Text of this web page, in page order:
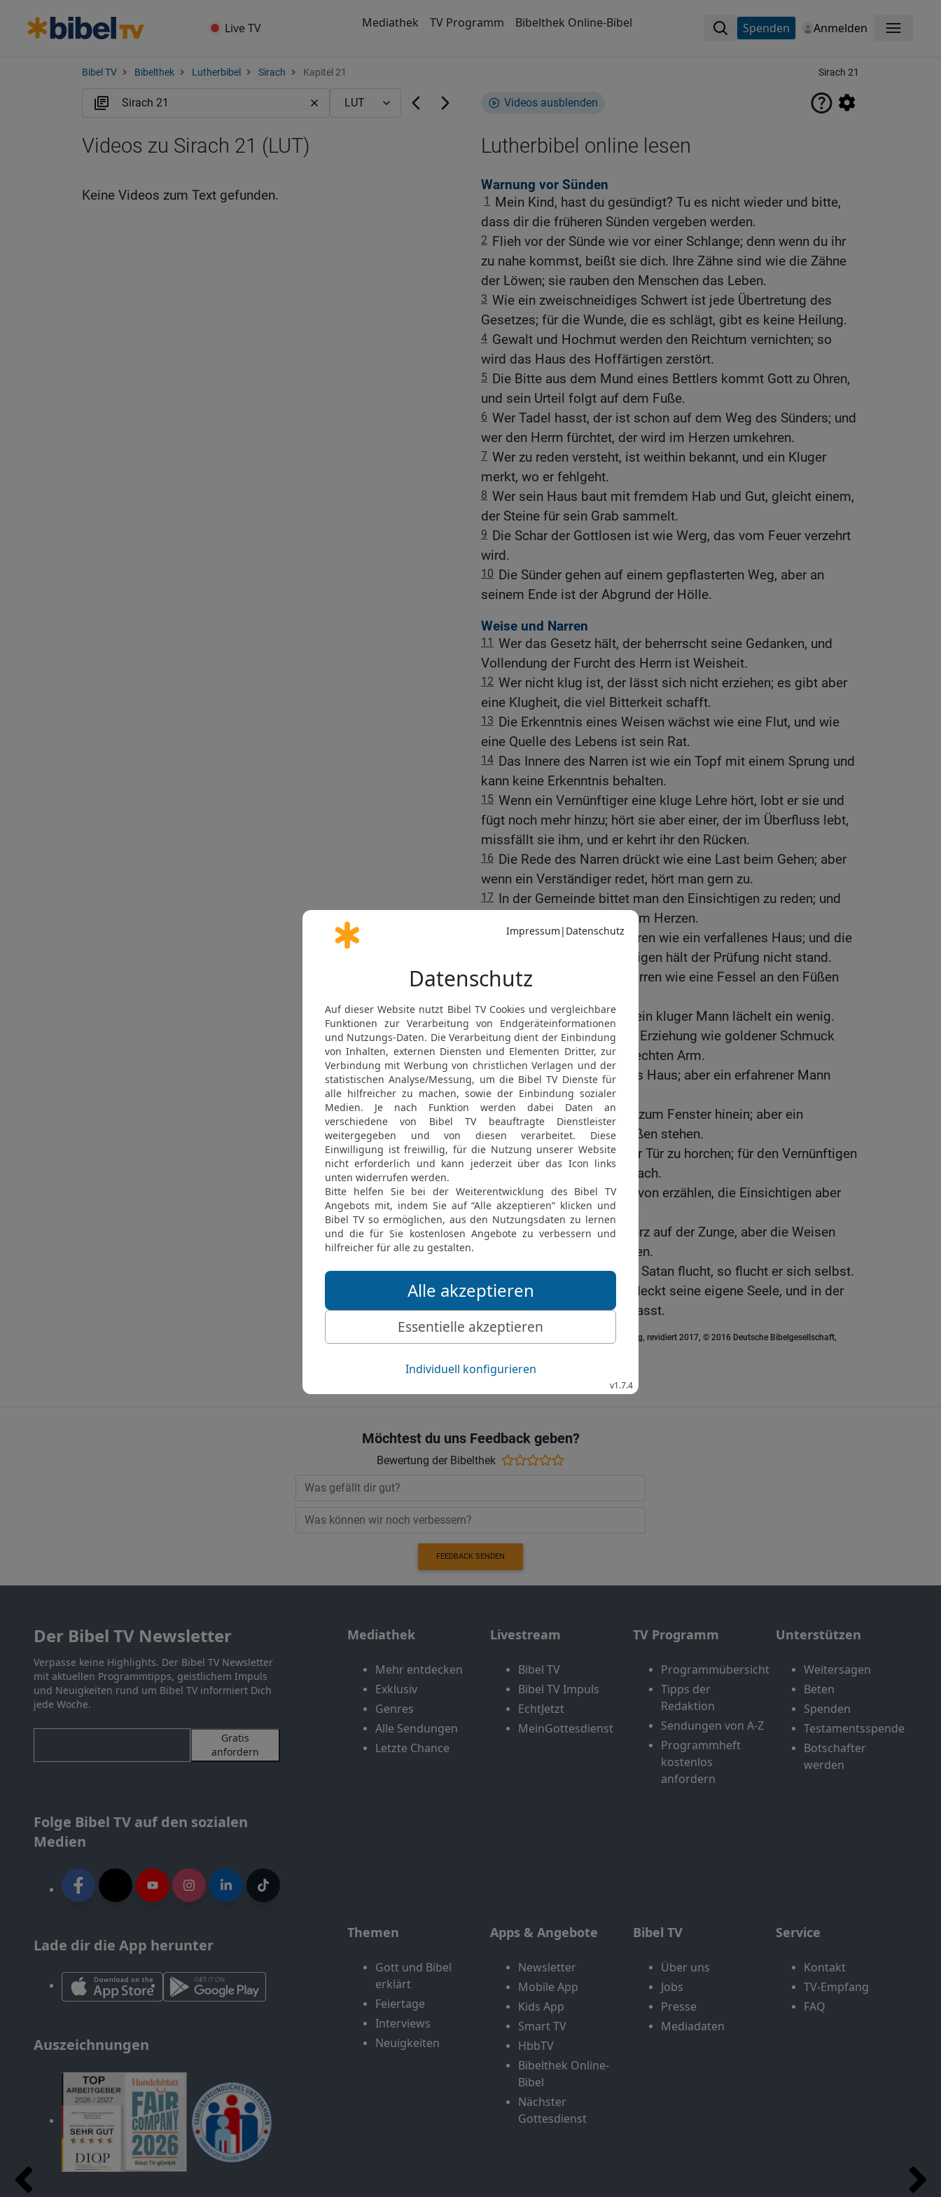
Live TV Mediathek TV Programm Bibelthek Online-Bibel Spenden Anmelden Menü
Bibel TV Bibelthek Lutherbibel Sirach Kapitel 21 Sirach 21
Videos ausblenden
Lutherbibel online lesen
Warnung vor Sünden
1
Mein Kind, hast du gesündigt? Tu es nicht wieder und bitte,
dass dir die früheren Sünden vergeben werden.
2 Flieh vor der Sünde wie vor einer Schlange; denn wenn du ihr
zu nahe kommst, beißt sie dich. Ihre Zähne sind wie die Zähne
der Löwen; sie rauben den Menschen das Leben.
3 Wie ein zweischneidiges Schwert ist jede Übertretung des
Gesetzes; für die Wunde, die es schlägt, gibt es keine Heilung.
4 Gewalt und Hochmut werden den Reichtum vernichten; so
wird das Haus des Hoffärtigen zerstört.
5 Die Bitte aus dem Mund eines Bettlers kommt Gott zu Ohren,
und sein Urteil folgt auf dem Fuße.
6 Wer Tadel hasst, der ist schon auf dem Weg des Sünders; und
wer den Herrn fürchtet, der wird im Herzen umkehren.
7 Wer zu reden versteht, ist weithin bekannt, und ein Kluger
merkt, wo er fehlgeht.
8 Wer sein Haus baut mit fremdem Hab und Gut, gleicht einem,
der Steine für sein Grab sammelt.
9 Die Schar der Gottlosen ist wie Werg, das vom Feuer verzehrt
wird.
10 Die Sünder gehen auf einem gepflasterten Weg, aber an
seinem Ende ist der Abgrund der Hölle.
Weise und Narren
11 Wer das Gesetz hält, der beherrscht seine Gedanken, und
Vollendung der Furcht des Herrn ist Weisheit.
12 Wer nicht klug ist, der lässt sich nicht erziehen; es gibt aber
eine Klugheit, die viel Bitterkeit schafft.
13 Die Erkenntnis eines Weisen wächst wie eine Flut, und wie
eine Quelle des Lebens ist sein Rat.
14 Das Innere des Narren ist wie ein Topf mit einem Sprung und
kann keine Erkenntnis behalten.
15 Wenn ein Vernünftiger eine kluge Lehre hört, lobt er sie und
fügt noch mehr hinzu; hört sie aber einer, der im Überfluss lebt,
missfällt sie ihm, und er kehrt ihr den Rücken.
16 Die Rede des Narren drückt wie eine Last beim Gehen; aber
wenn ein Verständiger redet, hört man gern zu.
17 In der Gemeinde bittet man den Einsichtigen zu reden; und
seine Worte bedenkt man im Herzen.
Weisheit ist für den Narren wie ein verfallenes Haus; und die
Erkenntnis des Unverständigen hält der Prüfung nicht stand.
19 Erziehung ist für den Narren wie eine Fessel an den Füßen
20 Ein Narr lacht überlaut; ein kluger Mann lächelt ein wenig.
21 Für den Einsichtigen ist Erziehung wie goldener Schmuck
und wie Geschmeide am rechten Arm.
Ein Narr läuft einfach ins Haus; aber ein erfahrener Mann
scheut sich davor.
23 Ein Narr schaut einfach zum Fenster hinein; aber ein
Wohlerzogener bleibt draußen stehen.
24 Es ist ungezogen, an der Tür zu horchen; für den Vernünftigen
wäre das eine große Schmach.
25 Die Fremden werden davon erzählen, die Einsichtigen aber
halten ihre Worte im Zaum.
26 Die Narren tragen ihr Herz auf der Zunge, aber die Weisen
haben ihren Mund im Herzen.
27 Wenn der Gottlose dem Satan flucht, so flucht er sich selbst.
28 Wer übel nachredet, befleckt seine eigene Seele, und in der
Nachbarschaft wird er gehasst.
Die Bibel nach Martin Luthers Übersetzung, revidiert 2017, © 2016 Deutsche Bibelgesellschaft,
Videos zu Sirach 21 (LUT)
Keine Videos zum Text gefunden.
Möchtest du uns Feedback geben?
Bewertung der Bibelthek
FEEDBACK SENDEN
Der Bibel TV Newsletter
Verpasse keine Highlights. Der Bibel TV Newsletter
mit aktuellen Programmtipps, geistlichem Impuls
und Neuigkeiten rund um Bibel TV informiert Dich
jede Woche.
Gratis
anfordern
Folge Bibel TV auf den sozialen
Medien
Lade dir die App herunter
Auszeichnungen
Mediathek
Mehr entdecken
Exklusiv
Genres
Alle Sendungen
Letzte Chance
Livestream
Bibel TV
Bibel TV Impuls
EchtJetzt
MeinGottesdienst
TV Programm
Programmübersicht
Tipps der
Redaktion
Sendungen von A-Z
Programmheft
kostenlos
anfordern
Unterstützen
Weitersagen
Beten
Spenden
Testamentsspende
Botschafter
werden
Themen
Gott und Bibel
erklärt
Feiertage
Interviews
Neuigkeiten
Apps & Angebote
Newsletter
Mobile App
Kids App
Smart TV
HbbTV
Bibelthek Online-
Bibel
Nächster
Gottesdienst
Bibel TV
Über uns
Jobs
Presse
Mediadaten
Service
Kontakt
TV-Empfang
FAQ